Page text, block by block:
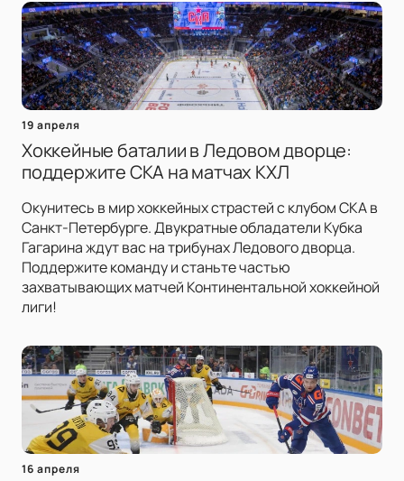
19 апреля
Хоккейные баталии в Ледовом дворце:
поддержите СКА на матчах КХЛ
Окунитесь в мир хоккейных страстей с клубом СКА в
Санкт-Петербурге. Двукратные обладатели Кубка
Гагарина ждут вас на трибунах Ледового дворца.
Поддержите команду и станьте частью
захватывающих матчей Континентальной хоккейной
лиги!
16 апреля